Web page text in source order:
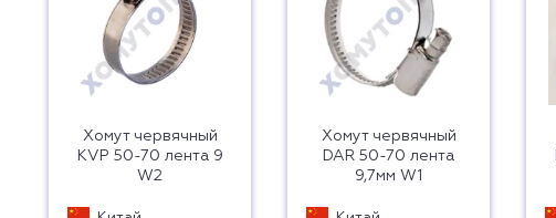
Хомут червячный
KVP 50-70 лента 9
W2
Хомут червячный
DAR 50-70 лента
9,7мм W1